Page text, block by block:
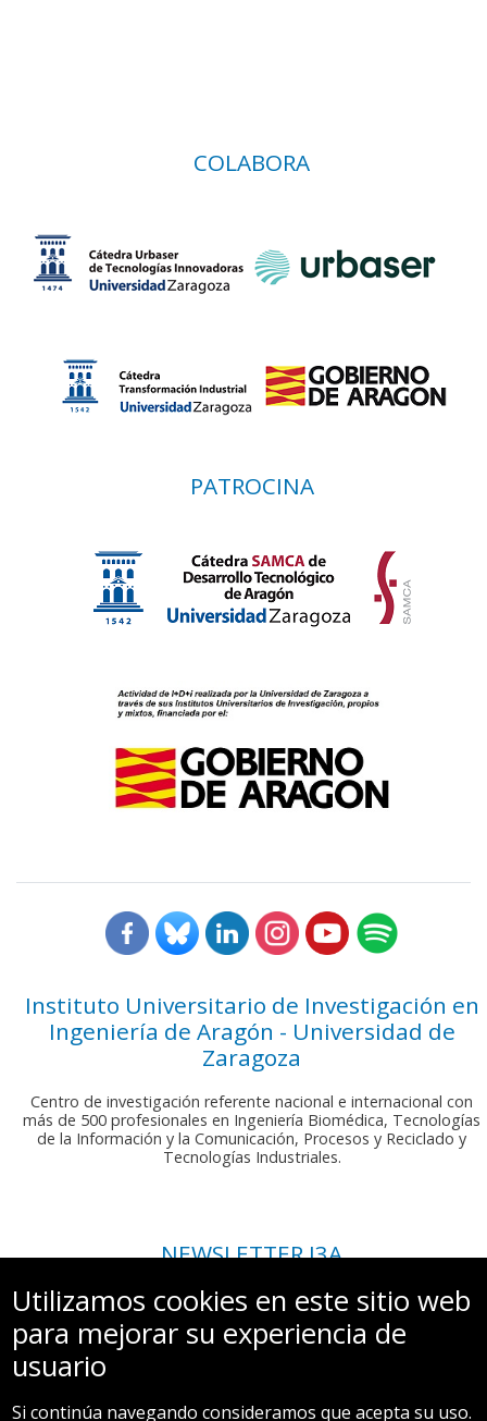
COLABORA
PATROCINA
Instituto Universitario de Investigación en
Ingeniería de Aragón - Universidad de
Zaragoza
Centro de investigación referente nacional e internacional con
más de 500 profesionales en Ingeniería Biomédica, Tecnologías
de la Información y la Comunicación, Procesos y Reciclado y
Tecnologías Industriales.
NEWSLETTER I3A
Si deseas recibir nuestro boletín mensual, envíanos un correo a:
comunicacion.i3a@unizar.es
Utilizamos cookies en este sitio web
para mejorar su experiencia de
usuario
Si continúa navegando consideramos que acepta su uso.